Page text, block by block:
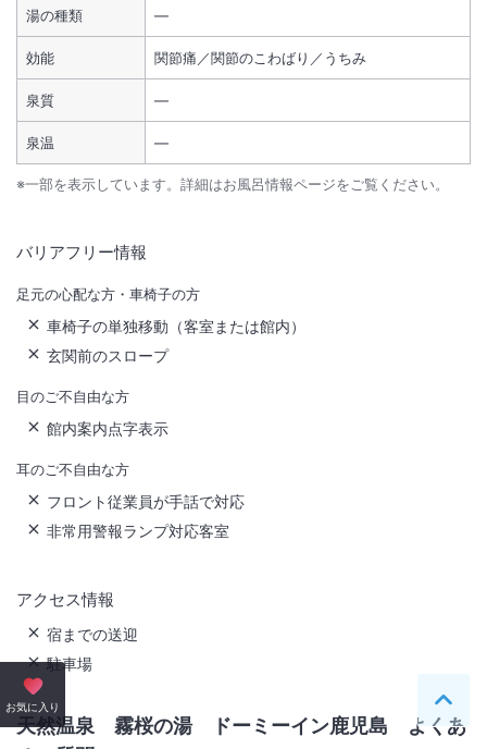
湯の種類 ―
効能 関節痛／関節のこわばり／うちみ
泉質 ―
泉温 ―
※一部を表示しています。詳細はお風呂情報ページをご覧ください。
バリアフリー情報
足元の心配な方・車椅子の方
車椅子の単独移動（客室または館内）
玄関前のスロープ
目のご不自由な方
館内案内点字表示
耳のご不自由な方
フロント従業員が手話で対応
非常用警報ランプ対応客室
アクセス情報
宿までの送迎
駐車場
お気に入り ペー
天然温泉 霧桜の湯 ドーミーイン鹿児島 よくあ